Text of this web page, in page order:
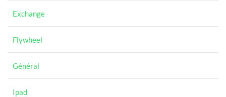
Exchange
Flywheel
Général
Ipad